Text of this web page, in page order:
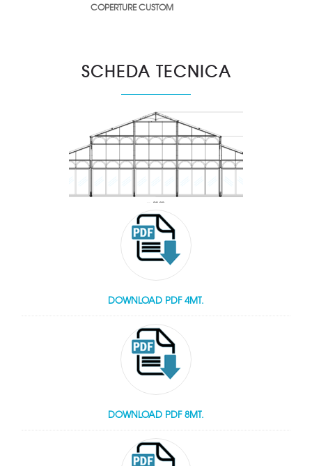
COPERTURE CUSTOM
SCHEDA TECNICA
DOWNLOAD PDF 4MT.
DOWNLOAD PDF 8MT.